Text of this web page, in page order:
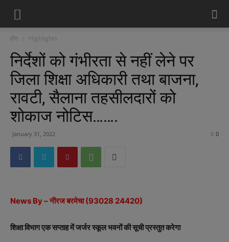
होम Highlights
निर्देशों को गंभीरता से नहीं लेने पर
जिला शिक्षा अधिकारी तथा बाजना,
रावटी, सैलाना तहसीलदारों को
शोकाज नोटिस…….
January 31, 2022 0
News By – नीरज बरमेचा (93028 24420)
शिक्षा विभाग एक सप्ताह में जर्जर स्कूल भवनों की सूची प्रस्तुत करेगा